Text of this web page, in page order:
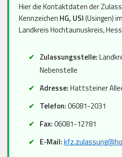
Hier die Kontaktdaten der
Kennzeichen HG, USI(Usingen)
Landkreis Hochtaunuskreis,
Zulassungsstelle:
Nebenstelle
Adresse:Hattsteiner
Telefon:06081-2031
Fax:06081-12781
E-Mail: